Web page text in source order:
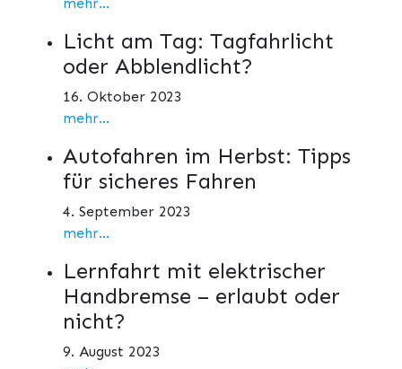
Licht am Tag: Tagfahrlicht
oder Abblendlicht?
16. Oktober 2023
mehr...
Autofahren im Herbst: Tipps
für sicheres Fahren
4. September 2023
mehr...
Lernfahrt mit elektrischer
Handbremse – erlaubt oder
nicht?
9. August 2023